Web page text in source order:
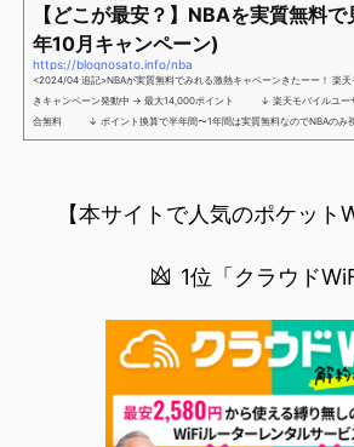
【どこが最安？】NBAを実質無料
年10月キャンペーン)
https://blognosato.info/nba
<2024/04 追記>NBAが実質無料でみれる激熱キャペーンきたーー！ 楽
きキャンペーン発動中 → 最大14,000ポイント ↓ 楽天モバイルユー
合無料 ↓ ポイント換算で半年間〜1年間は実質無料なのでNBAのみ
NBAを見る方法」が「楽天モバイルを契約すること」というもはや意味
【本サイトで人気のポケット
1位「クラウド